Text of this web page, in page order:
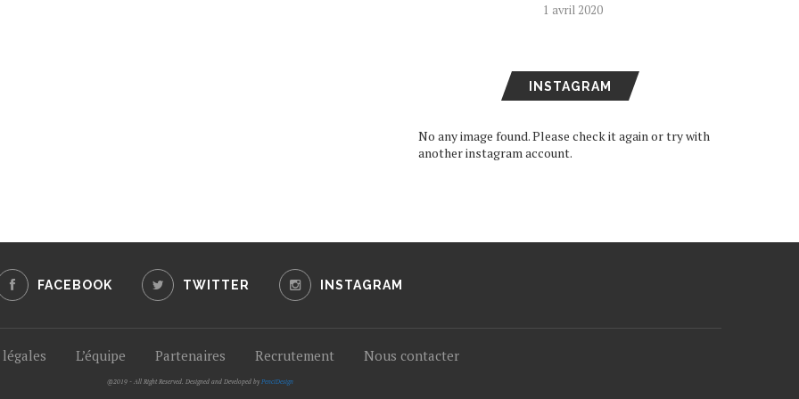
1 avril 2020
INSTAGRAM
No any image found. Please check it again or try with
another instagram account.
FACEBOOK TWITTER INSTAGRAM
L’équipe Partenaires Recrutement Nous contacter
@2019 - All Right Reserved. Designed and Developed by PenciDesign